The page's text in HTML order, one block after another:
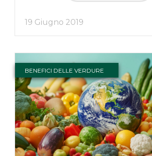
19 Giugno 2019
BENEFICI DELLE VERDURE